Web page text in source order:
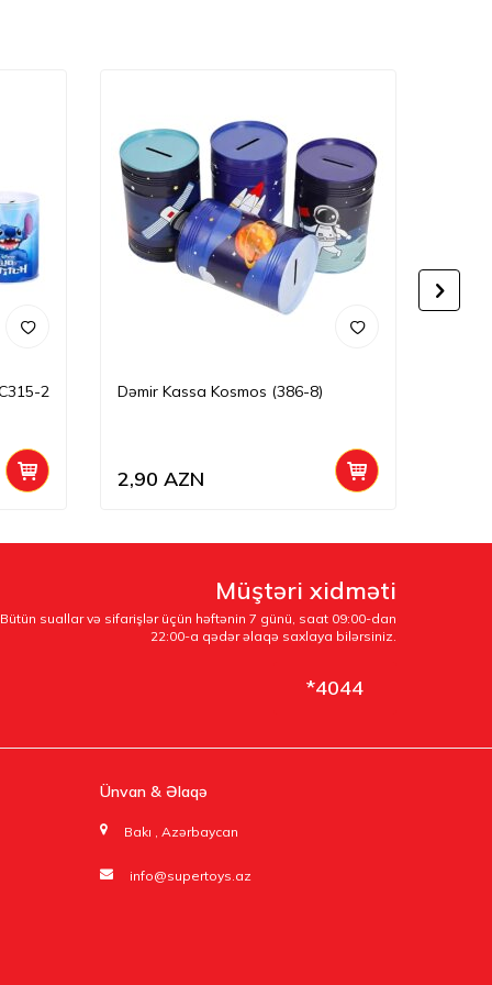
2 Dəmir Kassa Kosmos (386-8)
2,90 AZN
Müştəri xidməti
Bütün suallar və sifarişlər üçün həftənin 7 günü, saat 09:00-dan
22:00-a qədər əlaqə saxlaya bilərsiniz.
*4044
Ünvan & Əlaqə
Bakı , Azərbaycan
info@supertoys.az